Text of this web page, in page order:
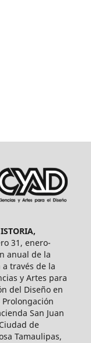
31, enero-
anual de la
través de la
y Artes para
del Diseño en
San Juan
de
Tamaulipas,